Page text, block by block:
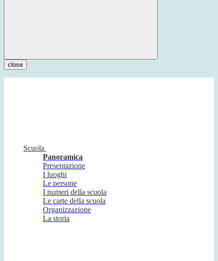
close
Scuola
Panoramica
Presentazione
I luoghi
Le persone
I numeri della scuola
Le carte della scuola
Organizzazione
La storia